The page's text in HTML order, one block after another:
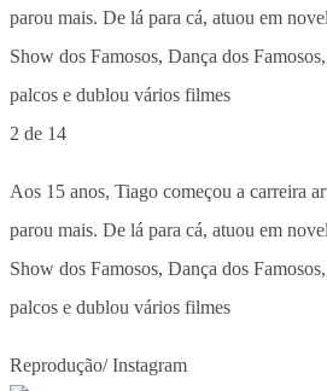
2 de 14
Aos 15 anos, Tiago começou a carreira
parou mais. De lá para cá, atuou em
Show dos Famosos, Dança dos
palcos e dublou vários filmes
Reprodução/ Instagram